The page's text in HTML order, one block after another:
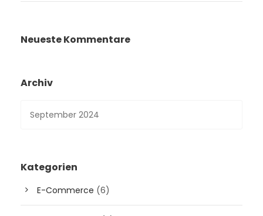
Neueste Kommentare
Archiv
Kategorien
E-Commerce (6)